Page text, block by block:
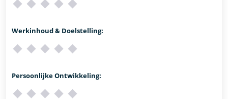
Werkinhoud & Doelstelling:
Persoonlijke Ontwikkeling: